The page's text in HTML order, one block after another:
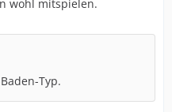
wohl mitspielen.
Typ.